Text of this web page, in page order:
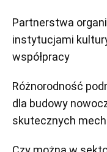
Partnerstwa
instytucjami
współpracy
Różnorodność
dla budowy
skutecznych